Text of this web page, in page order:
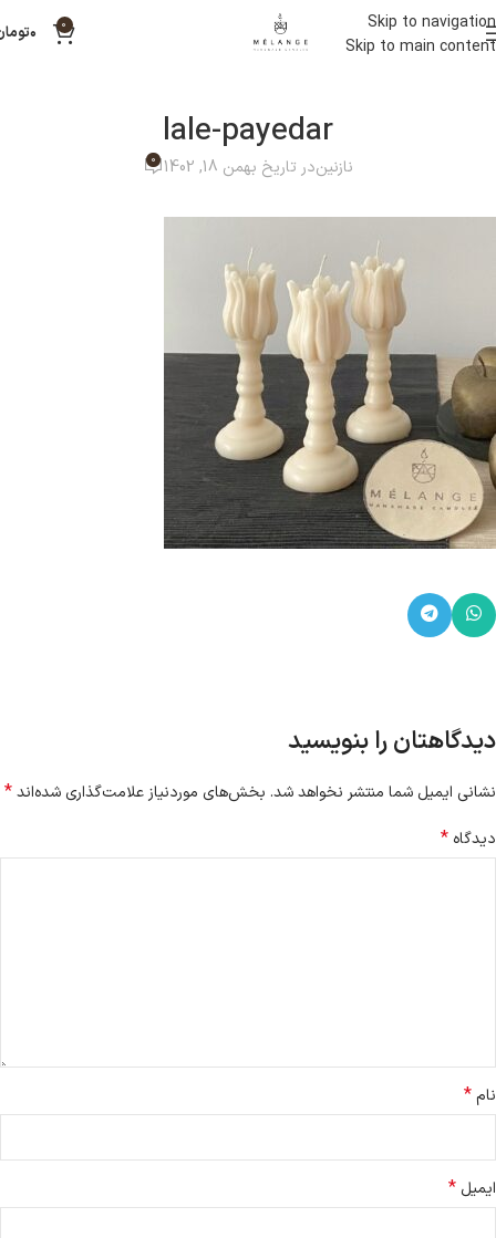
Skip to navigation
Skip to main content
0 ۰
lale-payedar
نازنیندر تاریخ بهمن 18, 1402 0
دیدگاهتان را بنویسید
نشانی ایمیل شما منتشر نخواهد شد. بخش‌های موردنیاز علامت‌گذاری شده‌اند*
دیدگاه *
نام*
ایمیل *